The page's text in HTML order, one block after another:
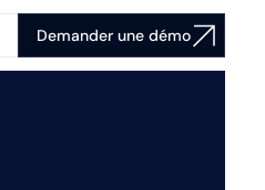
Demander une démo